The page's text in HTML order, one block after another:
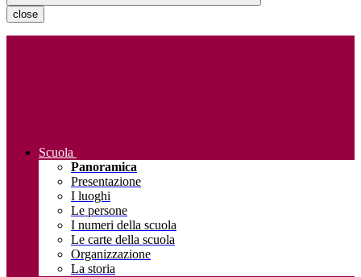
close
Scuola
Panoramica
Presentazione
I luoghi
Le persone
I numeri della scuola
Le carte della scuola
Organizzazione
La storia